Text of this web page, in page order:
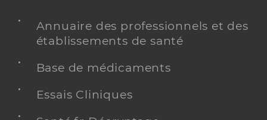
Annuaire des professionnels et des
établissements de santé
Base de médicaments
Essais Cliniques